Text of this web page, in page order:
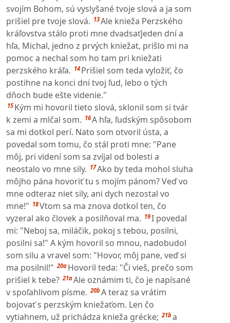
svojím Bohom, sú vyslyšané tvoje slová a ja som
prišiel pre tvoje slová. 13Ale knieža Perzského
kráľovstva stálo proti mne dvadsaťjeden dní a
hľa, Michal, jedno z prvých kniežat, prišlo mi na
pomoc a nechal som ho tam pri kniežati
perzského kráľa. 14 Prišiel som teda vyložiť, čo
postihne na konci dní tvoj ľud, lebo o tých
dňoch bude ešte videnie."
15 Kým mi hovoril tieto slová, sklonil som si tvár
k zemi a mlčal som. 16A hľa, ľudským spôsobom
sa mi dotkol perí. Nato som otvoril ústa, a
povedal som tomu, čo stál proti mne: "Pane
môj, pri videní som sa zvíjal od bolesti a
neostalo vo mne sily. 17Ako by teda mohol sluha
môjho pána hovoriť tu s mojím pánom? Veď vo
mne odteraz niet sily, ani dych nezostal vo
mne!" 18Vtom sa ma znova dotkol ten, čo
vyzeral ako človek a posilňoval ma. 19I povedal
mi: "Neboj sa, miláčik, pokoj s tebou, posilni,
posilni sa!" A kým hovoril so mnou, nadobudol
som silu a vravel som: "Hovor, môj pane, veď si
ma posilnil!" 20a Hovoril teda: "Či vieš, prečo som
prišiel k tebe? 21aAle oznámim ti, čo je napísané
v spoľahlivom písme. 20bA teraz sa vrátim
bojovať s perzským kniežaťom. Len čo
vytiahnem, už prichádza knieža grécke; 21ba